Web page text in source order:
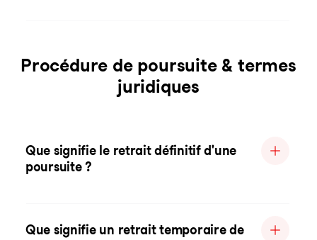
Procédure de poursuite & termes
juridiques
Que signifie le retrait définitif d'une
poursuite ?
Que signifie un retrait temporaire de